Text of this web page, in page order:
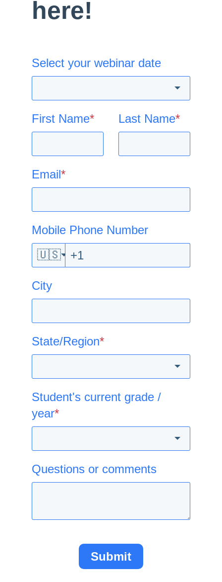
here!
Select your webinar date
First Name* Last Name*
Email*
Mobile Phone Number
🇺🇸
City
State/Region*
Student's current grade /
year*
Questions or comments
Submit